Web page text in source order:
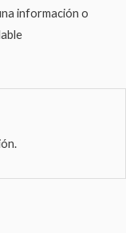
información o